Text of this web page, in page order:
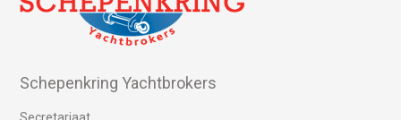
Schepenkring Yachtbrokers